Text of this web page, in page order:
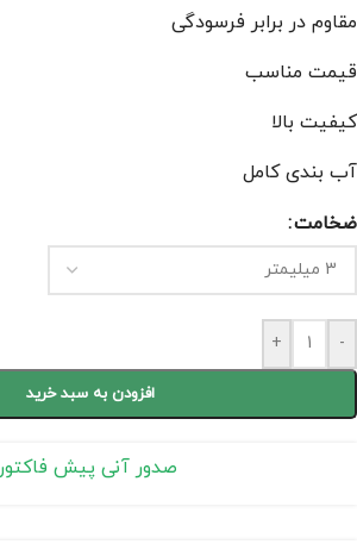
مقاوم در برابر فرسودگی
قیمت مناسب
کیفیت بالا
آب بندی کامل
ضخامت
-
+
افزودن به سبد خرید
صدور آنی پیش فاکتور